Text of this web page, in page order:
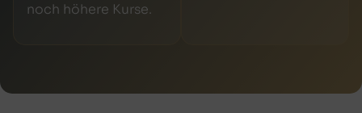
noch höhere Kurse.